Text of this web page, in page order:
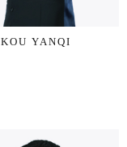
KOU YANQI